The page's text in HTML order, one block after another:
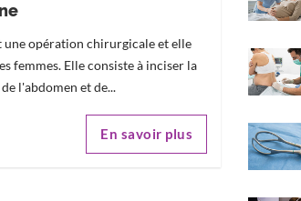
une opération chirurgicale et elle
femmes. Elle consiste à inciser la
l'abdomen et de...
En savoir plus